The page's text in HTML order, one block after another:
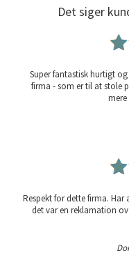
Det siger
Super fantastisk hurtigt
firma - som er til at stole
mere
Respekt for dette firma.
det var en reklamation